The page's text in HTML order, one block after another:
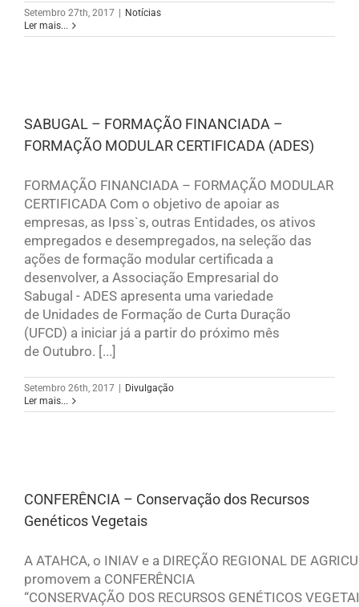
Setembro 27th, 2017
Notícias
Ler mais...
SABUGAL – FORMAÇÃO FINANCIADA –
FORMAÇÃO MODULAR CERTIFICADA (ADES)
FORMAÇÃO FINANCIADA – FORMAÇÃO MODULAR
CERTIFICADA Com o objetivo de apoiar as
empresas, as Ipss`s, outras Entidades, os ativos
empregados e desempregados, na seleção das
ações de formação modular certificada a
desenvolver, a Associação Empresarial do
Sabugal - ADES apresenta uma variedade
de Unidades de Formação de Curta Duração
(UFCD) a iniciar já a partir do próximo mês
de Outubro. [...]
Setembro 26th, 2017
Divulgação
Ler mais...
CONFERÊNCIA – Conservação dos Recursos
Genéticos Vegetais
A ATAHCA, o INIAV e a DIREÇÃO REGIONAL DE
promovem a CONFERÊNCIA
“CONSERVAÇÃO DOS RECURSOS GENÉTICOS